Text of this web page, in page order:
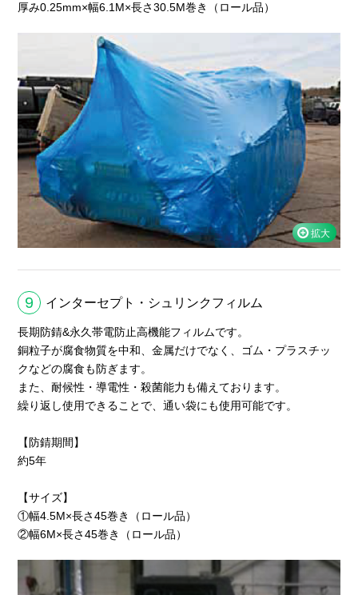
厚み0.25mm×幅6.1M×長さ30.5M巻き（ロール品）
9 インターセプト・シュリンクフィルム
長期防錆&永久帯電防止高機能フィルムです。
銅粒子が腐食物質を中和、金属だけでなく、ゴム・プラスチッ
クなどの腐食も防ぎます。
また、耐候性・導電性・殺菌能力も備えております。
繰り返し使用できることで、通い袋にも使用可能です。
【防錆期間】
約5年
【サイズ】
①幅4.5M×長さ45巻き（ロール品）
②幅6M×長さ45巻き（ロール品）